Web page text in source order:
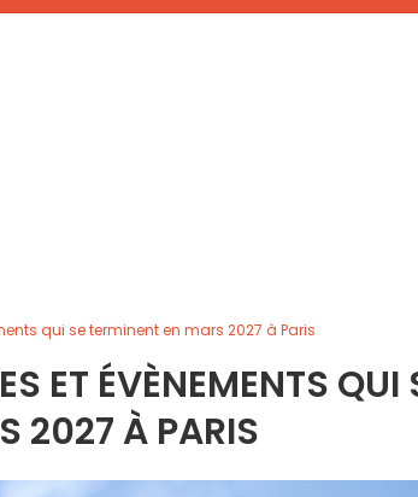
qui se terminent en mars 2027 à Paris
ET ÉVÈNEMENTS QUI
2027 À PARIS